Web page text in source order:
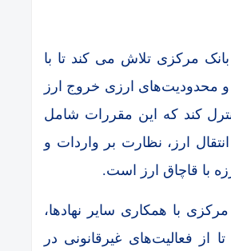
مرکزی تلاش می کند تا با
و محدودیت‌های ارزی خروج ارز
کند که این مقررات شامل
ارز، نظارت بر واردات و
با قاچاق ارز است.
با همکاری سایر نهادها،
از فعالیت‌های غیرقانونی در